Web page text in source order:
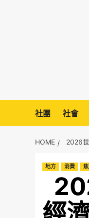
社團 社會
HOME 2026
地方 消費